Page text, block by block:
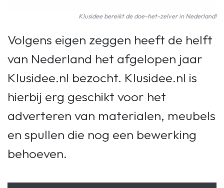
Klusidee bereikt de doe-het-zelver in Nederland!
Volgens eigen zeggen heeft de helft
van Nederland het afgelopen jaar
Klusidee.nl bezocht. Klusidee.nl is
hierbij erg geschikt voor het
adverteren van materialen, meubels
en spullen die nog een bewerking
behoeven.